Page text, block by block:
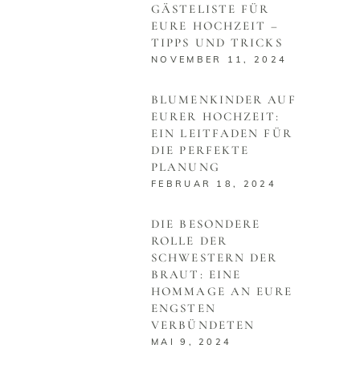
GÄSTELISTE FÜR
EURE HOCHZEIT –
TIPPS UND TRICKS
NOVEMBER 11, 2024
BLUMENKINDER AUF
EURER HOCHZEIT:
EIN LEITFADEN FÜR
DIE PERFEKTE
PLANUNG
FEBRUAR 18, 2024
DIE BESONDERE
ROLLE DER
SCHWESTERN DER
BRAUT: EINE
HOMMAGE AN EURE
ENGSTEN
VERBÜNDETEN
MAI 9, 2024